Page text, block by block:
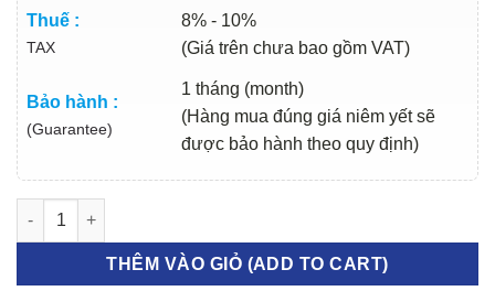
Thuế :
TAX
8% - 10%
(Giá trên chưa bao gồm VAT)
Bảo hành :
(Guarantee)
1 tháng (month)
(Hàng mua đúng giá niêm yết sẽ
được bảo hành theo quy định)
CHÂN MÁY TRÁI FIAT LANCIA 2011-2024 | 46800412 số lượng
THÊM VÀO GIỎ (ADD TO CART)